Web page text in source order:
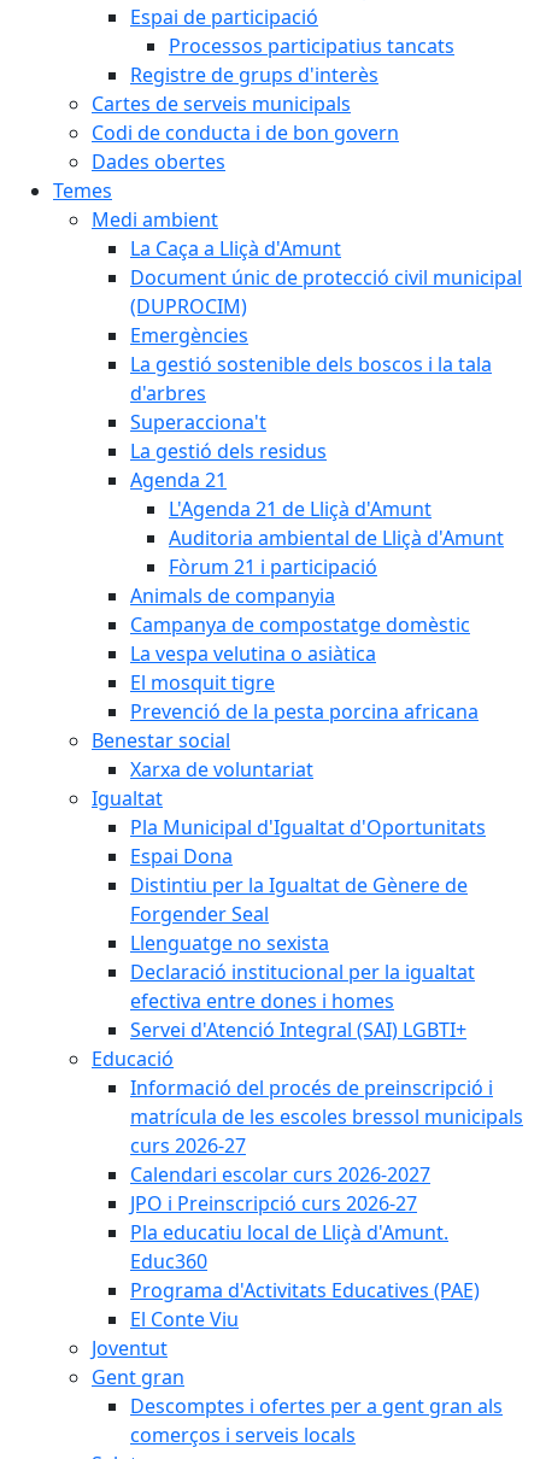
Espai de participació
Processos participatius tancats
Registre de grups d'interès
Cartes de serveis municipals
Codi de conducta i de bon govern
Dades obertes
Temes
Medi ambient
La Caça a Lliçà d'Amunt
Document únic de protecció civil municipal
(DUPROCIM)
Emergències
La gestió sostenible dels boscos i la tala
d'arbres
Superacciona't
La gestió dels residus
Agenda 21
L'Agenda 21 de Lliçà d'Amunt
Auditoria ambiental de Lliçà d'Amunt
Fòrum 21 i participació
Animals de companyia
Campanya de compostatge domèstic
La vespa velutina o asiàtica
El mosquit tigre
Prevenció de la pesta porcina africana
Benestar social
Xarxa de voluntariat
Igualtat
Pla Municipal d'Igualtat d'Oportunitats
Espai Dona
Distintiu per la Igualtat de Gènere de
Forgender Seal
Llenguatge no sexista
Declaració institucional per la igualtat
efectiva entre dones i homes
Servei d'Atenció Integral (SAI) LGBTI+
Educació
Informació del procés de preinscripció i
matrícula de les escoles bressol municipals
curs 2026-27
Calendari escolar curs 2026-2027
JPO i Preinscripció curs 2026-27
Pla educatiu local de Lliçà d'Amunt.
Educ360
Programa d'Activitats Educatives (PAE)
El Conte Viu
Joventut
Gent gran
Descomptes i ofertes per a gent gran als
comerços i serveis locals